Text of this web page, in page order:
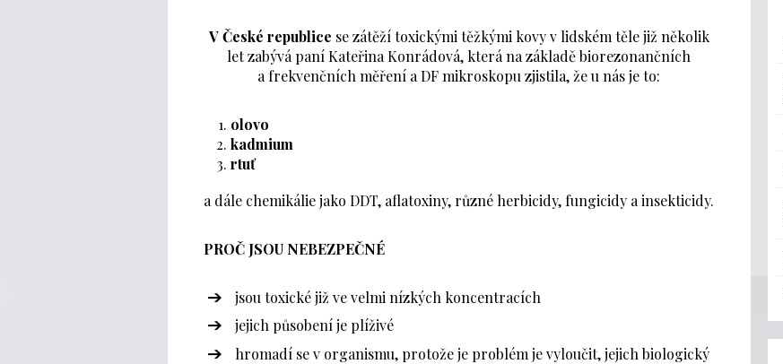
V České republice se zátěží toxickými těžkými kovy v lidském těle již několik
let zabývá paní Kateřina Konrádová, která na základě biorezonančních
a frekvenčních měření a DF mikroskopu zjistila, že u nás je to:
olovo
kadmium
rtuť
a dále chemikálie jako DDT, aflatoxiny, různé herbicidy, fungicidy a insekticidy.
PROČ JSOU NEBEZPEČNÉ
jsou toxické již ve velmi nízkých koncentracích
jejich působení je plíživé
hromadí se v organismu, protože je problém je vyloučit, jejich biologický